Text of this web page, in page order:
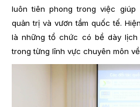
luôn tiên phong trong việc giúp
quản trị và vươn tầm quốc tế.
là những tổ chức có bề dày
trong từng lĩnh vực chuyên môn